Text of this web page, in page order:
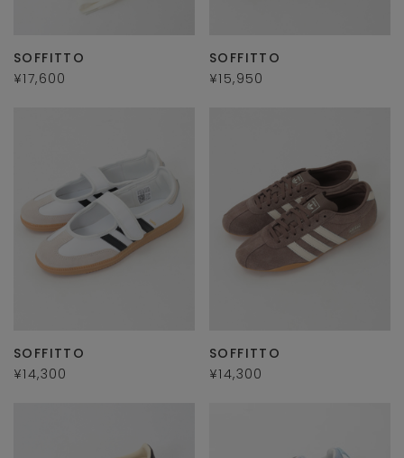
SOFFITTO
¥17,600
SOFFITTO
¥15,950
SOFFITTO
¥14,300
SOFFITTO
¥14,300